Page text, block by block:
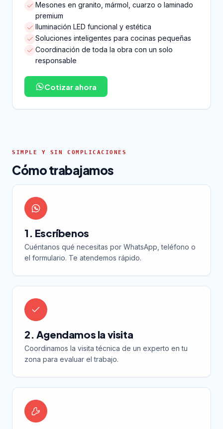
Mesones en granito, mármol, cuarzo o laminado
premium
Iluminación LED funcional y estética
Soluciones inteligentes para cocinas pequeñas
Coordinación de toda la obra con un solo
responsable
Cotizar ahora
SIMPLE Y SIN COMPLICACIONES
Cómo trabajamos
1. Escríbenos
Cuéntanos qué necesitas por WhatsApp, teléfono o
el formulario. Te atendemos rápido.
2. Agendamos la visita
Coordinamos la visita técnica de un experto en tu
zona para evaluar el trabajo.